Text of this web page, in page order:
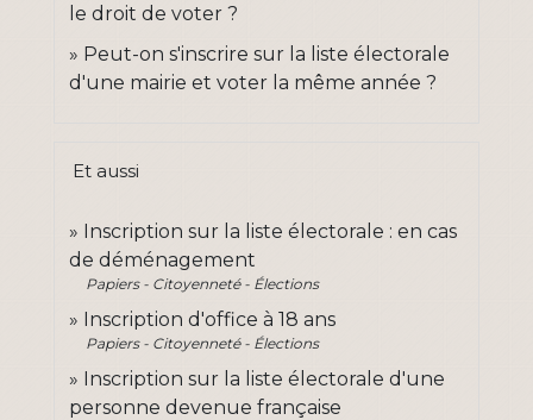
le droit de voter ?
Peut-on s'inscrire sur la liste électorale
d'une mairie et voter la même année ?
Et aussi
Inscription sur la liste électorale : en cas
de déménagement
Papiers - Citoyenneté - Élections
Inscription d'office à 18 ans
Papiers - Citoyenneté - Élections
Inscription sur la liste électorale d'une
personne devenue française